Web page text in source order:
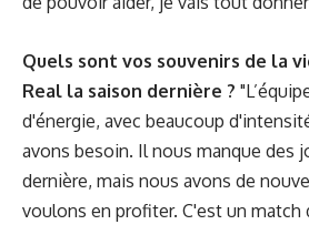
Quels sont vos souvenirs de la
Real la saison dernière ?
d'énergie, avec beaucoup
avons besoin. Il nous manque des
dernière, mais nous avons de
voulons en profiter. C'est un match